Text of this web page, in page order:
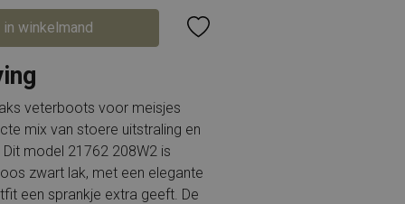
winkelmand
veterboots voor meisjes
mix van stoere uitstraling en
model 21762 208W2 is
zwart lak, met een elegante
een sprankje extra geeft. De